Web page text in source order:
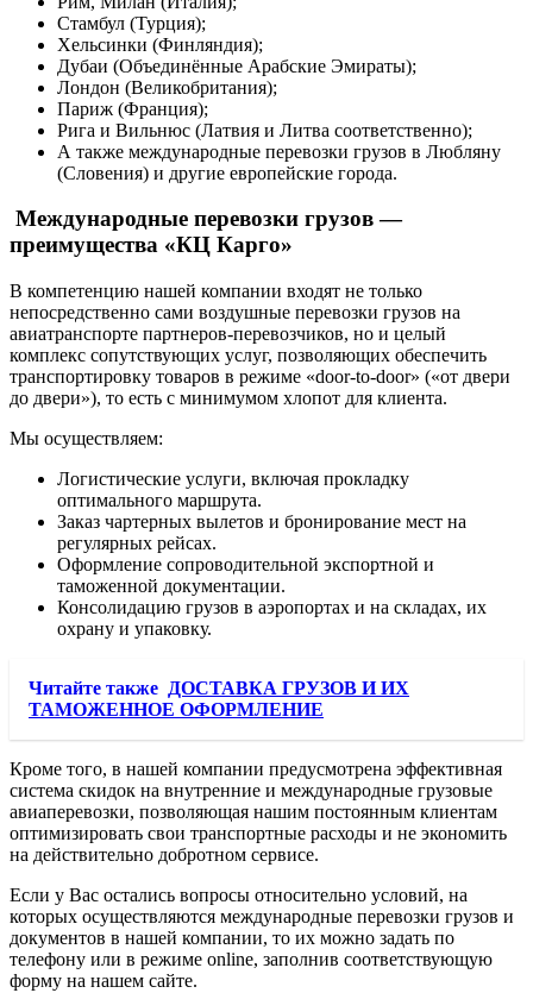
Стамбул (Турция);
Хельсинки (Финляндия);
Дубаи (Объединённые Арабские Эмираты);
Лондон (Великобритания);
Париж (Франция);
Рига и Вильнюс (Латвия и Литва соответственно);
А также международные перевозки грузов в Любляну
(Словения) и другие европейские города.
Международные перевозки грузов —
преимущества «КЦ Карго»
В компетенцию нашей компании входят не только
непосредственно сами воздушные перевозки грузов на
авиатранспорте партнеров-перевозчиков, но и целый
комплекс сопутствующих услуг, позволяющих обеспечить
транспортировку товаров в режиме «door-to-door» («от двери
до двери»), то есть с минимумом хлопот для клиента.
Мы осуществляем:
Логистические услуги, включая прокладку
оптимального маршрута.
Заказ чартерных вылетов и бронирование мест на
регулярных рейсах.
Оформление сопроводительной экспортной и
таможенной документации.
Консолидацию грузов в аэропортах и на складах, их
охрану и упаковку.
Читайте также ДОСТАВКА ГРУЗОВ И ИХ
ТАМОЖЕННОЕ ОФОРМЛЕНИЕ
Кроме того, в нашей компании предусмотрена эффективная
система скидок на внутренние и международные грузовые
авиаперевозки, позволяющая нашим постоянным клиентам
оптимизировать свои транспортные расходы и не экономить
на действительно добротном сервисе.
Если у Вас остались вопросы относительно условий, на
которых осуществляются международные перевозки грузов и
документов в нашей компании, то их можно задать по
телефону или в режиме online, заполнив соответствующую
форму на нашем сайте.